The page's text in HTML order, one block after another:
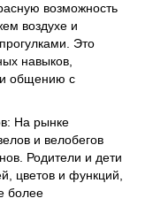
возможность
воздухе и
Это
навыков,
и общению с
На рынке
и велобегов
Родители и дети
цветов и функций,
более